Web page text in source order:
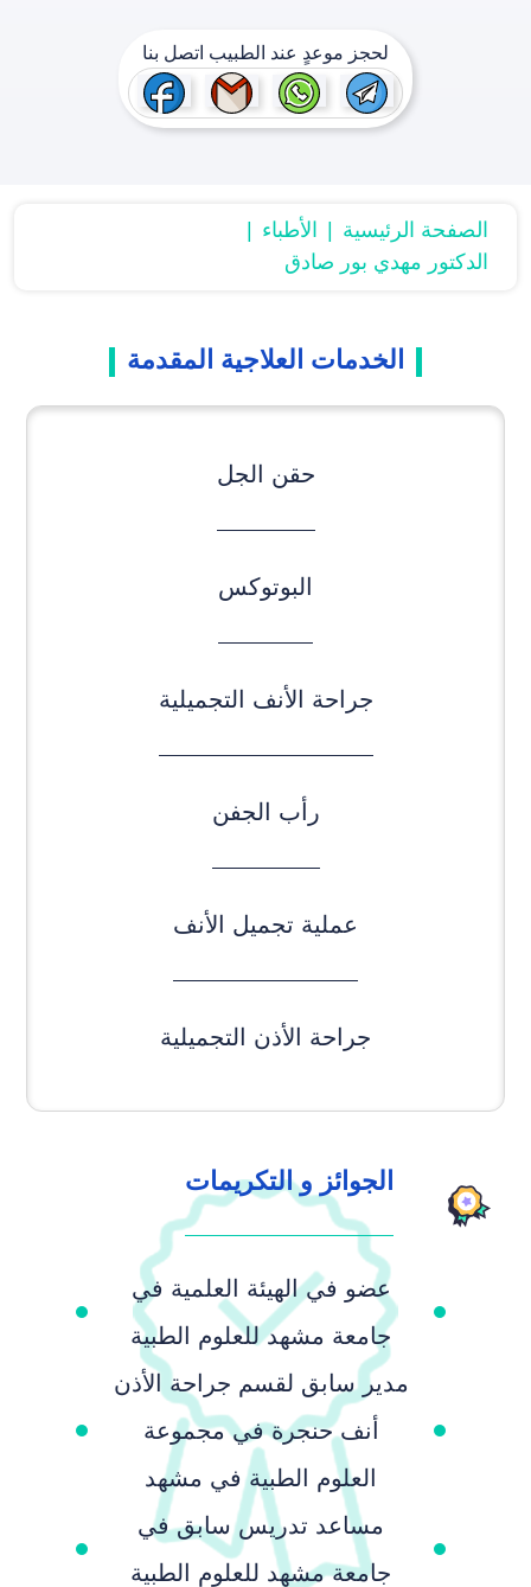
لحجز موعدٍ عند الطبيب اتصل بنا
الصفحة الرئیسیة
الأطباء
الدكتور مهدي بور صادق
الخدمات العلاجیة المقدمة
حقن الجل
البوتوکس
جراحة الأنف التجميلية
رأب الجفن
عملية تجميل الأنف
جراحة الأذن التجميلية
الجوائز و التكريمات
عضو في الهيئة العلمية في
جامعة مشهد للعلوم الطبية
مدير سابق لقسم جراحة الأذن
أنف حنجرة في مجموعة
العلوم الطبية في مشهد
مساعد تدريس سابق في
جامعة مشهد للعلوم الطبية